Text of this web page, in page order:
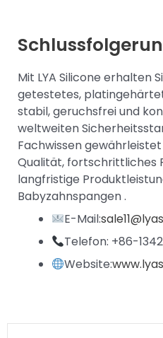
Mit LYA Silicone erhalten
getestetes,
stabil, geruchsfrei und
weltweiten
Fachwissen
Qualität, fortschrittliches
langfristige
Babyzahnspangen .
E-Mail:
Telefon: +86-
Website: